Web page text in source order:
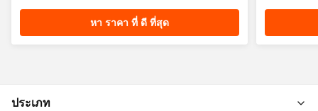
หา ราคา ที่ ดี ที่สุด
ประเภท